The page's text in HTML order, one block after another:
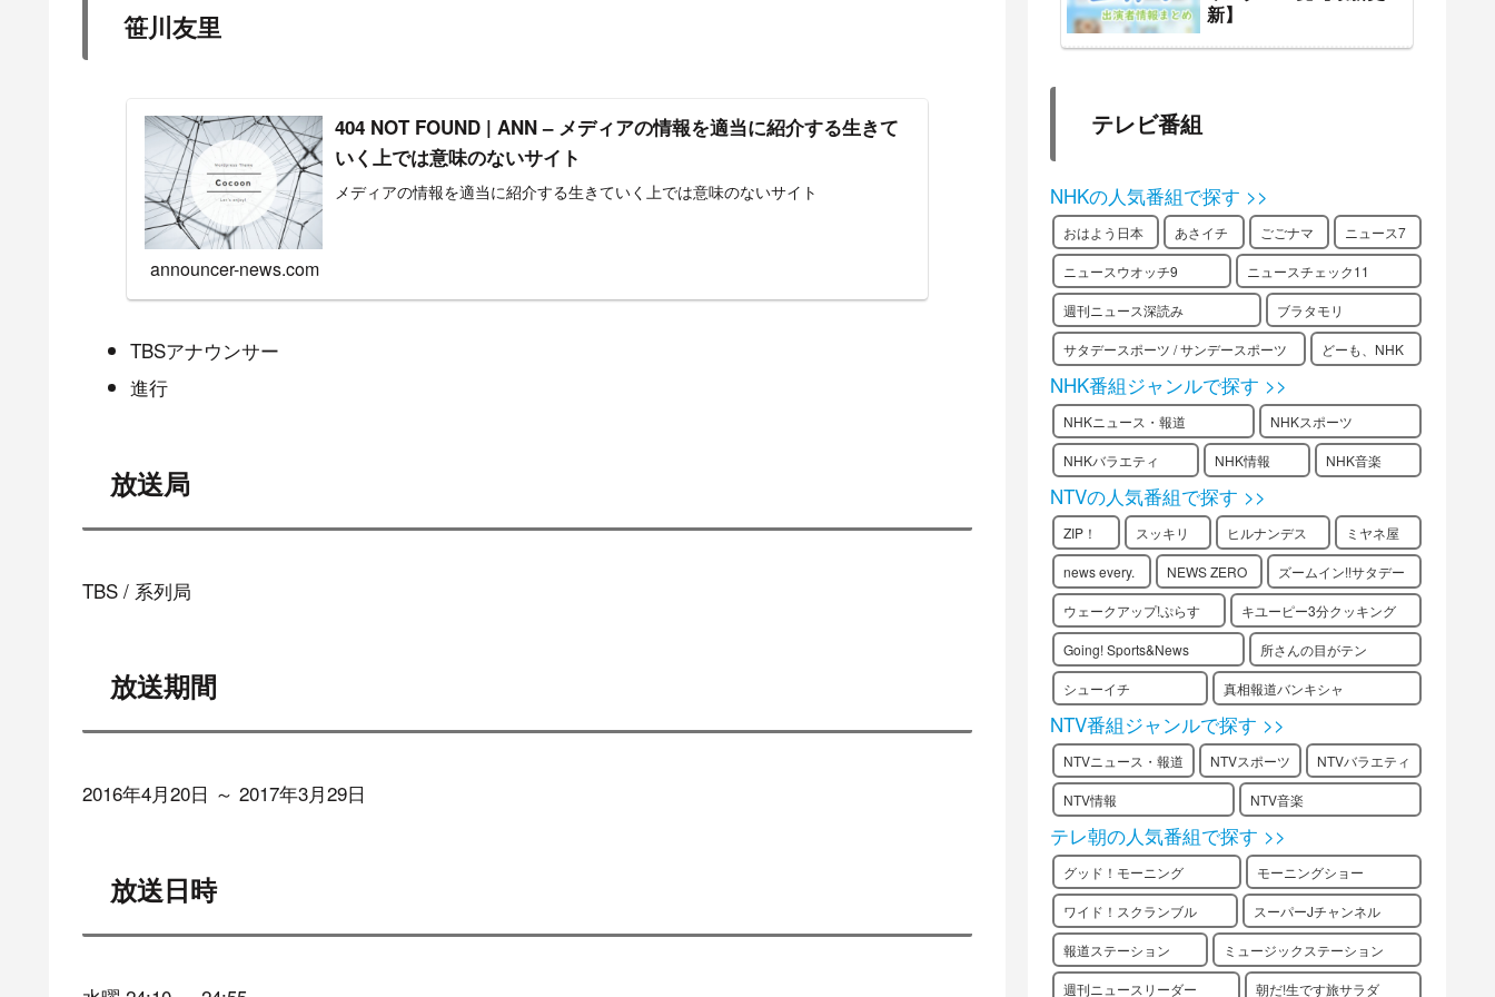
笹川友里
404 NOT FOUND | ANN – メディアの情報を適当に紹介する生きて
いく上では意味のないサイト
メディアの情報を適当に紹介する生きていく上では意味のないサイト
announcer-news.com
TBSアナウンサー
進行
放送局
TBS / 系列局
放送期間
2016年4月20日 ～ 2017年3月29日
放送日時
新】
テレビ番組
NHKの人気番組で探す >>
おはよう日本 あさイチ ごごナマ ニュース7
ニュースウオッチ9 ニュースチェック11
週刊ニュース深読み ブラタモリ
サタデースポーツ / サンデースポーツ どーも、NHK
NHK番組ジャンルで探す >>
NHKニュース・報道 NHKスポーツ
NHKバラエティ NHK情報 NHK音楽
NTVの人気番組で探す >>
ZIP！ スッキリ ヒルナンデス ミヤネ屋
news every. NEWS ZERO ズームイン!!サタデー
ウェークアップ!ぷらす キユーピー3分クッキング
Going! Sports&News 所さんの目がテン
シューイチ 真相報道バンキシャ
NTV番組ジャンルで探す >>
NTVニュース・報道 NTVスポーツ NTVバラエティ
NTV情報 NTV音楽
テレ朝の人気番組で探す >>
グッド！モーニング モーニングショー
ワイド！スクランブル スーパーJチャンネル
報道ステーション ミュージックステーション
週刊ニュースリーダー 朝だ!生です旅サラダ